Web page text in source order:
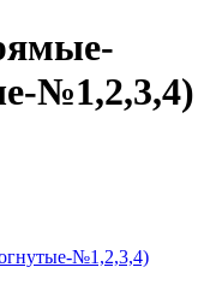
№1,2,3,4)